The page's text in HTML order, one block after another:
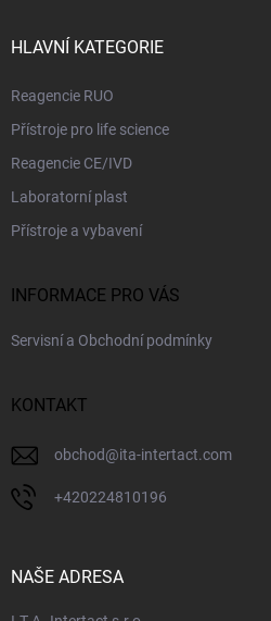
HLAVNÍ KATEGORIE
Reagencie RUO
Přístroje pro life science
Reagencie CE/IVD
Laboratorní plast
Přístroje a vybavení
INFORMACE PRO VÁS
Servisní a Obchodní podmínky
KONTAKT
obchod@ita-intertact.com
+420224810196
NAŠE ADRESA